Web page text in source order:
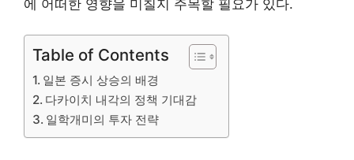
에 어떠한 영향을 미칠지 주목할 필요가 있다.
Table of Contents
일본 증시 상승의 배경
다카이치 내각의 정책 기대감
일학개미의 투자 전략